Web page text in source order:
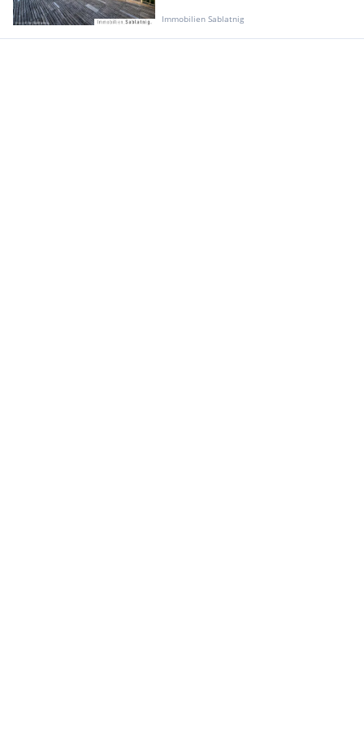
Immobilien Sablatnig